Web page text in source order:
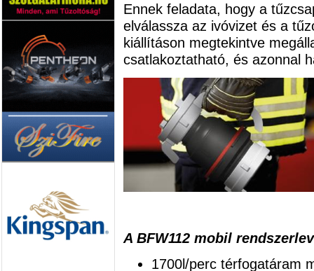
Ennek feladata, hogy a
elválassza az ivóvizet és a
kiállításon megtekintve
csatlakoztatható, és azonnal
A BFW112 mobil
1700l/perc térfogatáram